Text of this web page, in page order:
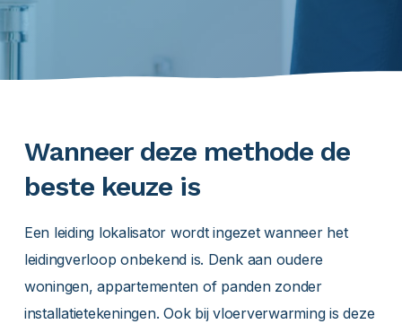
Wanneer deze methode de
beste keuze is
Een leiding lokalisator wordt ingezet wanneer het
leidingverloop onbekend is. Denk aan oudere
woningen, appartementen of panden zonder
installatietekeningen. Ook bij vloerverwarming is deze